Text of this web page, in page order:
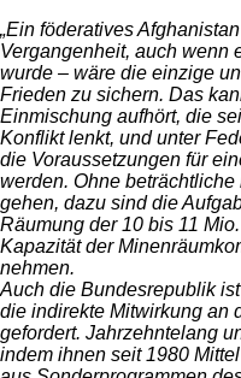
„Ein föderatives
Vergangenheit, auch wenn
wurde – wäre die einzige
Frieden zu sichern. Das
Einmischung aufhört, die
Konflikt lenkt, und unter
die Voraussetzungen für
werden. Ohne
gehen, dazu sind die
Räumung der 10 bis 11
Kapazität der
nehmen.
Auch die Bundesrepublik
die indirekte Mitwirkung an
gefordert. Jahrzehntelang
indem ihnen seit 1980